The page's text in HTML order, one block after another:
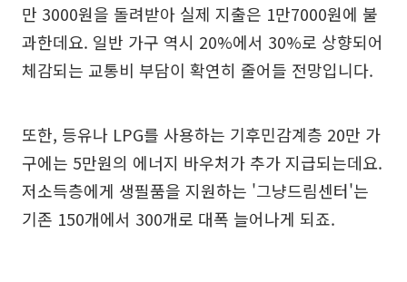
만 3000원을 돌려받아 실제 지출은 1만7000원에 불
과한데요. 일반 가구 역시 20%에서 30%로 상향되어
체감되는 교통비 부담이 확연히 줄어들 전망입니다.
또한, 등유나 LPG를 사용하는 기후민감계층 20만 가
구에는 5만원의 에너지 바우처가 추가 지급되는데요.
저소득층에게 생필품을 지원하는 '그냥드림센터'는
기존 150개에서 300개로 대폭 늘어나게 되죠.